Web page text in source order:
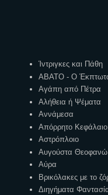
Ίντριγκες και Πάθη
ΑΒΑΤΟ - Ο
Αγάπη από Πέτρα
Αλήθεια ή Ψέματα
Αννάμεσα
Απόρρητο
Αστρόπλοιο
Αυγούστα Θεοφανώ
Αύρα
Βρικόλακες με το
Διηγήματα